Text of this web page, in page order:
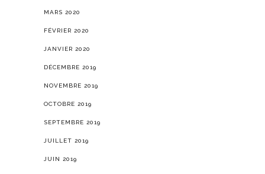
MARS 2020
FÉVRIER 2020
JANVIER 2020
DÉCEMBRE 2019
NOVEMBRE 2019
OCTOBRE 2019
SEPTEMBRE 2019
JUILLET 2019
JUIN 2019